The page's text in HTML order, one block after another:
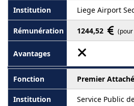
Liege Airport
1244,52
Premier Attaché
Service Public